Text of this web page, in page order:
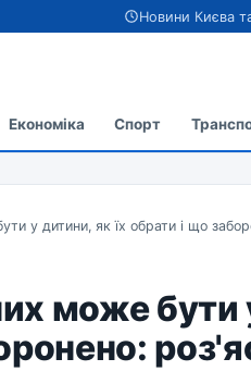
Новини Києва
Економіка Спорт
у дитини, як їх обрати і що
може бути